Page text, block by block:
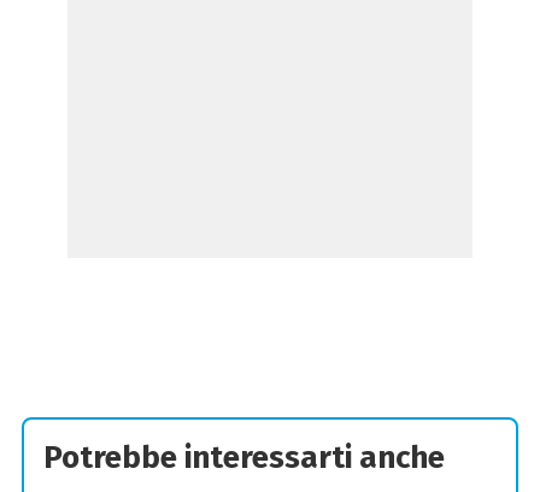
Potrebbe interessarti anche